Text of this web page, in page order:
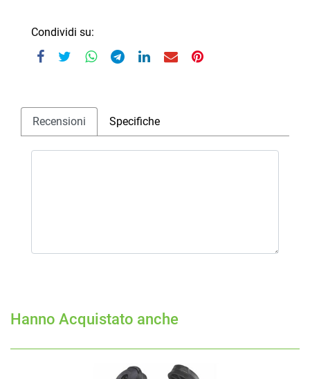
Condividi su:
Recensioni Specifiche
Hanno Acquistato anche